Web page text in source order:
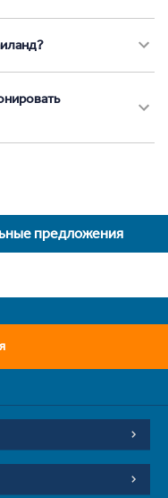
предложения